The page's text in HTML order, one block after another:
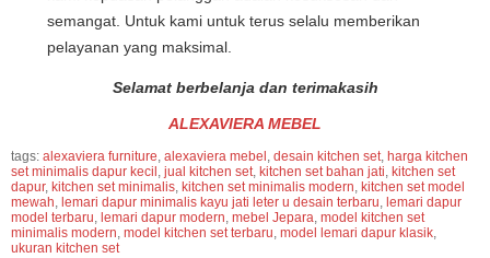
semangat. Untuk kami untuk terus selalu memberikan
pelayanan yang maksimal.
Selamat berbelanja dan terimakasih
ALEXAVIERA MEBEL
tags: alexaviera furniture, alexaviera mebel , desain kitchen set, harga kitchen
set minimalis dapur kecil , jual kitchen set, kitchen set bahan jati, kitchen set
dapur, kitchen set minimalis, kitchen set minimalis modern, kitchen set model
mewah, lemari dapur minimalis kayu jati leter u desain terbaru, lemari dapur
model terbaru, lemari dapur modern, mebel Jepara, model kitchen set
minimalis modern, model kitchen set terbaru, model lemari dapur klasik,
ukuran kitchen set